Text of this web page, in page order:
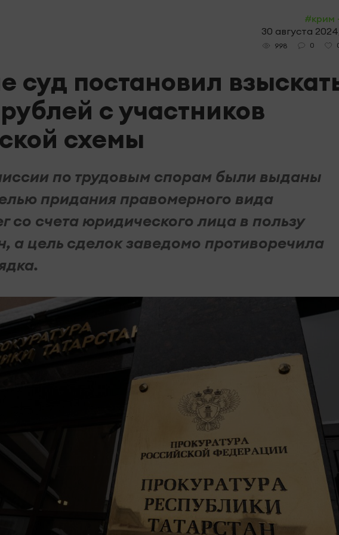
#крим
30 августа
998 0
суд постановил
с участников
схемы
по трудовым спорам были выданы
придания правомерного вида
со счета юридического лица в пользу
а цель сделок заведомо противоречила